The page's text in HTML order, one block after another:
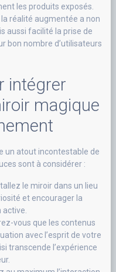
les produits exposés.
réalité augmentée a non
aussi facilité la prise de
bon nombre d’utilisateurs
intégrer
magique
un atout incontestable de
sont à considérer :
le miroir dans un lieu
et encourager la
active.
vous que les contenus
avec l’esprit de votre
transcende l’expérience